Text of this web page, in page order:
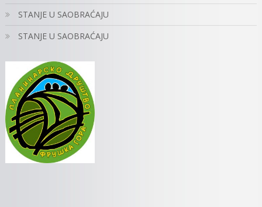
STANJE U SAOBRAĆAJU
STANJE U SAOBRAĆAJU